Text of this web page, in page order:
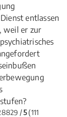
entlassen
weil er zur
/5(111